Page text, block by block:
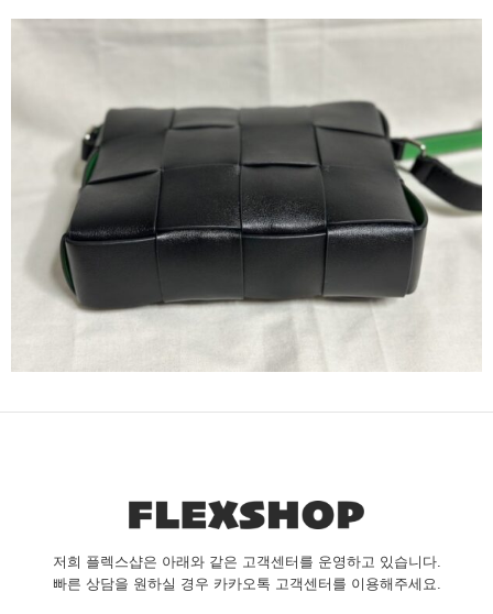
저희 플렉스샵은 아래와 같은 고객센터를 운영하고 있습니다.
빠른 상담을 원하실 경우 카카오톡 고객센터를 이용해주세요.